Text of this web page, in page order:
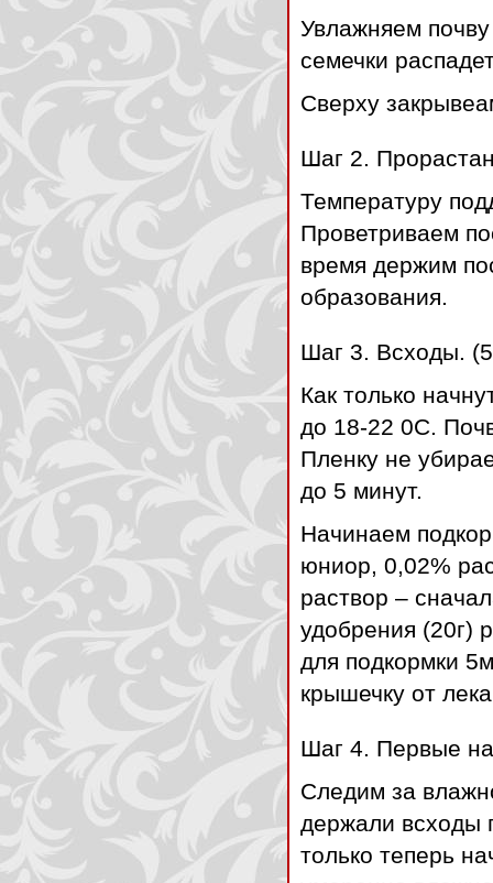
Увлажняем
семечки
Сверху
Шаг 2.
Температуру
Проветриваем
время держим
образования.
Шаг 3. Всходы.
Как только
до 18-22 0С.
Пленку не
до 5 минут.
Начинаем
юниор, 0,02%
раствор –
удобрения (20г)
для подкормки
крышечку от
Шаг 4. Первые
Следим за
держали всходы
только теперь